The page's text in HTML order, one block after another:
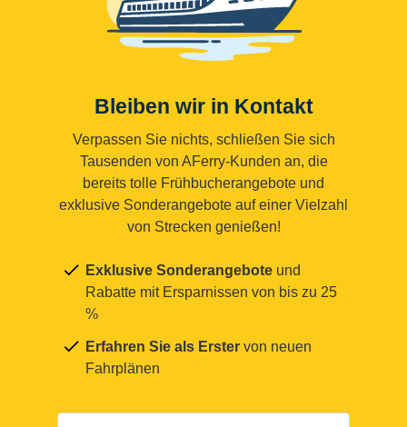
Bleiben wir in Kontakt
Verpassen Sie nichts, schließen Sie sich
Tausenden von AFerry-Kunden an, die
bereits tolle Frühbucherangebote und
exklusive Sonderangebote auf einer Vielzahl
von Strecken genießen!
Exklusive Sonderangebote und
Rabatte mit Ersparnissen von bis zu 25
%
Erfahren Sie als Erster von neuen
Fahrplänen